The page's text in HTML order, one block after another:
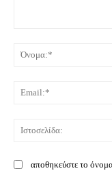
αποθηκεύστε το